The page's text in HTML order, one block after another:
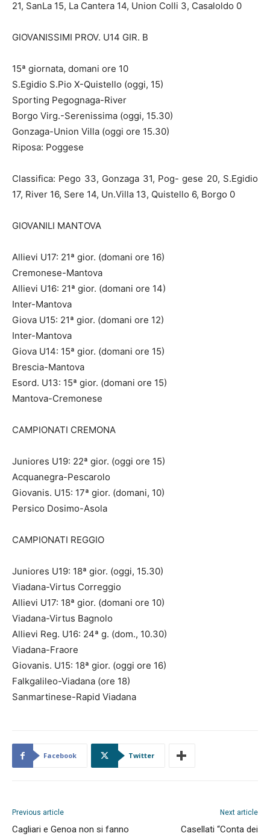
21, SanLa 15, La Cantera 14, Union Colli 3, Casaloldo 0
GIOVANISSIMI PROV. U14 GIR. B
15ª giornata, domani ore 10
S.Egidio S.Pio X-Quistello (oggi, 15)
Sporting Pegognaga-River
Borgo Virg.-Serenissima (oggi, 15.30)
Gonzaga-Union Villa (oggi ore 15.30)
Riposa: Poggese
Classifica: Pego 33, Gonzaga 31, Pog- gese 20, S.Egidio
17, River 16, Sere 14, Un.Villa 13, Quistello 6, Borgo 0
GIOVANILI MANTOVA
Allievi U17: 21ª gior. (domani ore 16)
Cremonese-Mantova
Allievi U16: 21ª gior. (domani ore 14)
Inter-Mantova
Giova U15: 21ª gior. (domani ore 12)
Inter-Mantova
Giova U14: 15ª gior. (domani ore 15)
Brescia-Mantova
Esord. U13: 15ª gior. (domani ore 15)
Mantova-Cremonese
CAMPIONATI CREMONA
Juniores U19: 22ª gior. (oggi ore 15)
Acquanegra-Pescarolo
Giovanis. U15: 17ª gior. (domani, 10)
Persico Dosimo-Asola
CAMPIONATI REGGIO
Juniores U19: 18ª gior. (oggi, 15.30)
Viadana-Virtus Correggio
Allievi U17: 18ª gior. (domani ore 10)
Viadana-Virtus Bagnolo
Allievi Reg. U16: 24ª g. (dom., 10.30)
Viadana-Fraore
Giovanis. U15: 18ª gior. (oggi ore 16)
Falkgalileo-Viadana (ore 18)
Sanmartinese-Rapid Viadana
Facebook Twitter
Previous article
Cagliari e Genoa non si fanno
Next article
Casellati “Conta dei